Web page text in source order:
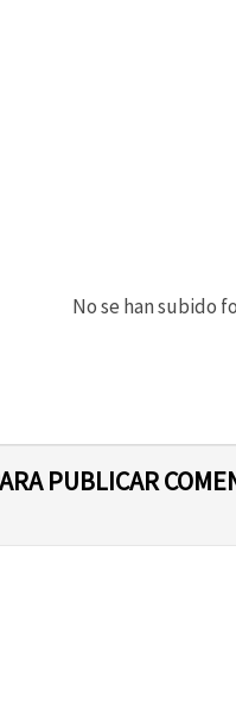
No se han subido
PUBLICAR